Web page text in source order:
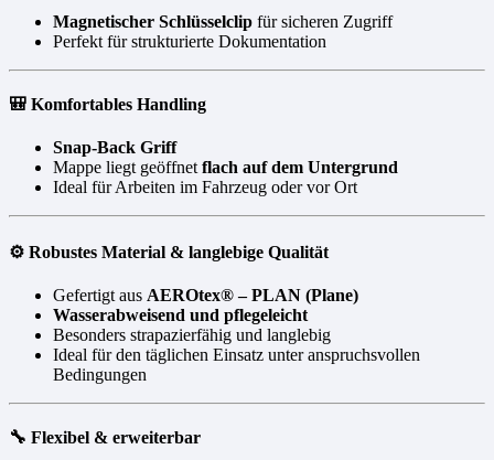
Magnetischer Schlüsselclip für sicheren Zugriff
Perfekt für strukturierte Dokumentation
🎒 Komfortables Handling
Snap-Back Griff
Mappe liegt geöffnet flach auf dem Untergrund
Ideal für Arbeiten im Fahrzeug oder vor Ort
⚙️ Robustes Material & langlebige Qualität
Gefertigt aus AEROtex® – PLAN (Plane)
Wasserabweisend und pflegeleicht
Besonders strapazierfähig und langlebig
Ideal für den täglichen Einsatz unter anspruchsvollen
Bedingungen
🔧 Flexibel & erweiterbar